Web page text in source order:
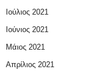
Ιούλιος 2021
Ιούνιος 2021
Μάιος 2021
Απρίλιος 2021